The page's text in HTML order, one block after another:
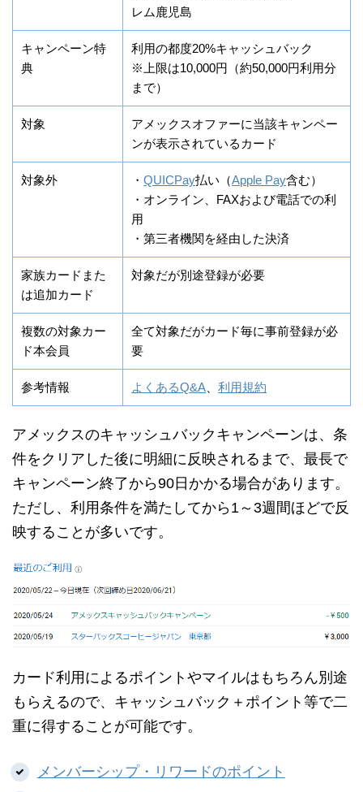
レム鹿児島
キャンペーン特
典
利用の都度20%キャッシュバック
※上限は10,000円（約50,000円利用分
まで）
対象
アメックスオファーに当該キャンペー
ンが表示されているカード
対象外 ・ QUICPay払い（Apple Pay含む）
・オンライン、FAXおよび電話での利
用
・第三者機関を経由した決済
家族カードまた
は追加カード
対象だが別途登録が必要
複数の対象カー
ド本会員
全て対象だがカード毎に事前登録が必
要
参考情報 よくあるQ&A 利用規約
アメックスのキャッシュバックキャンペーンは、条
件をクリアした後に明細に反映されるまで、最長で
キャンペーン終了から90日かかる場合があります。
ただし、利用条件を満たしてから1～3週間ほどで反
映することが多いです。
カード利用によるポイントやマイルはもちろん別途
もらえるので、キャッシュバック＋ポイント等で二
重に得することが可能です。
メンバーシップ・リワードのポイント